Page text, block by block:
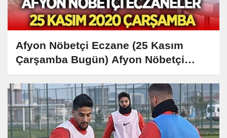
Afyon Nöbetçi Eczane (25 Kasım
Çarşamba Bugün) Afyon Nöbetçi
Eczaneler Listesi